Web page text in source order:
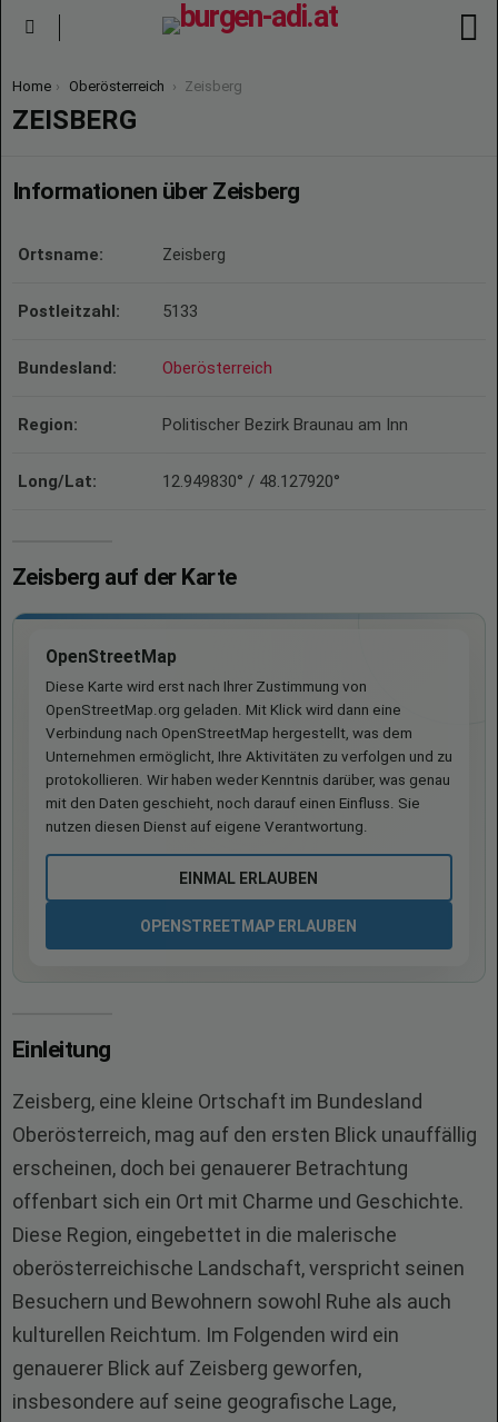
You are here:
Home Oberösterreich Zeisberg
ZEISBERG
Informationen über Zeisberg
Ortsname: Zeisberg
Postleitzahl: 5133
Bundesland: Oberösterreich
Region: Politischer Bezirk Braunau am Inn
Long/Lat: 12.949830° / 48.127920°
Zeisberg auf der Karte
OpenStreetMap
Diese Karte wird erst nach Ihrer Zustimmung von
OpenStreetMap.org geladen. Mit Klick wird dann eine
Verbindung nach OpenStreetMap hergestellt, was dem
Unternehmen ermöglicht, Ihre Aktivitäten zu verfolgen und zu
protokollieren. Wir haben weder Kenntnis darüber, was genau
mit den Daten geschieht, noch darauf einen Einfluss. Sie
nutzen diesen Dienst auf eigene Verantwortung.
EINMAL ERLAUBEN
OPENSTREETMAP ERLAUBEN
Einleitung
Zeisberg, eine kleine Ortschaft im Bundesland
Oberösterreich, mag auf den ersten Blick unauffällig
erscheinen, doch bei genauerer Betrachtung
offenbart sich ein Ort mit Charme und Geschichte.
Diese Region, eingebettet in die malerische
oberösterreichische Landschaft, verspricht seinen
Besuchern und Bewohnern sowohl Ruhe als auch
kulturellen Reichtum. Im Folgenden wird ein
genauerer Blick auf Zeisberg geworfen,
insbesondere auf seine geografische Lage,